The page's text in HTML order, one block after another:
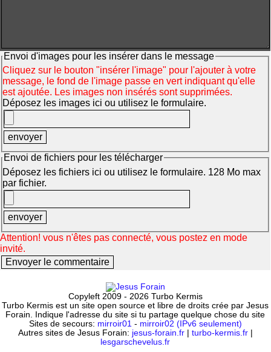
Envoi d'images pour les insérer dans le message
Cliquez sur le bouton "insérer l'image" pour l'ajouter à votre
message, le fond de l'image passe en vert indiquant qu'elle
est ajoutée. Les images non insérés sont supprimées.
Déposez les images ici ou utilisez le formulaire.
Envoi de fichiers pour les télécharger
Déposez les fichiers ici ou utilisez le formulaire. 128 Mo max
par fichier.
Attention! vous n'êtes pas connecté, vous postez en mode
invité.
Copyleft 2009 - 2026 Turbo Kermis
Turbo Kermis est un site open source et libre de droits crée par Jesus
Forain. Indique l'adresse du site si tu partage quelque chose du site
Sites de secours: mirroir01 - mirroir02 (IPv6 seulement)
Autres sites de Jesus Forain: jesus-forain.fr| turbo-kermis.fr|
lesgarschevelus.fr